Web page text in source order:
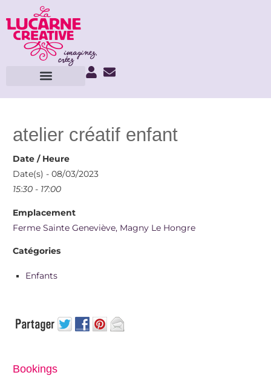
atelier créatif enfant
Date / Heure
Date(s) - 08/03/2023
15:30 - 17:00
Emplacement
Ferme Sainte Geneviève, Magny Le Hongre
Catégories
Enfants
Bookings